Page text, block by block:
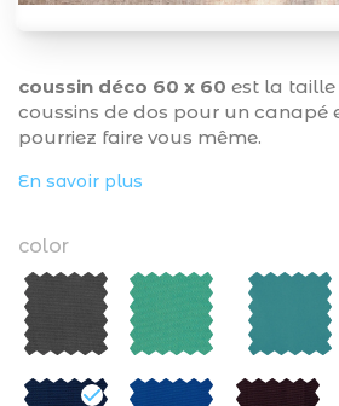
coussin déco 60 x 60 est la
coussins de dos pour un canapé
pourriez faire vous même.
En savoir plus
color